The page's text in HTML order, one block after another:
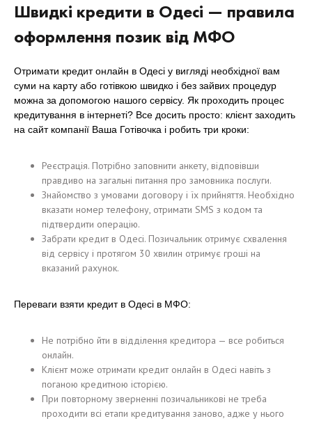
Швидкі кредити в Одесі — правила
оформлення позик від МФО
Отримати кредит онлайн в Одесі у вигляді необхідної вам
суми на карту або готівкою швидко і без зайвих процедур
можна за допомогою нашого сервісу. Як проходить процес
кредитування в інтернеті? Все досить просто: клієнт заходить
на сайт компанії Ваша Готівочка і робить три кроки:
Реєстрація. Потрібно заповнити анкету, відповівши
правдиво на загальні питання про замовника послуги.
Знайомство з умовами договору і їх прийняття. Необхідно
вказати номер телефону, отримати SMS з кодом та
підтвердити операцію.
Забрати кредит в Одесі. Позичальник отримує схвалення
від сервісу і протягом 30 хвилин отримує гроші на
вказаний рахунок.
Переваги взяти кредит в Одесі в МФО:
Не потрібно йти в відділення кредитора — все робиться
онлайн.
Клієнт може отримати кредит онлайн в Одесі навіть з
поганою кредитною історією.
При повторному зверненні позичальникові не треба
проходити всі етапи кредитування заново, адже у нього